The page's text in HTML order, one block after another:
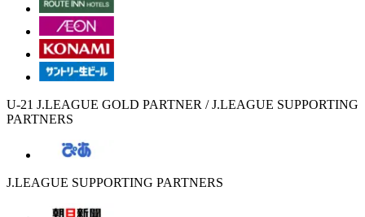
U-21 J.LEAGUE GOLD PARTNER / J.LEAGUE SUPPORTING
PARTNERS
J.LEAGUE SUPPORTING PARTNERS